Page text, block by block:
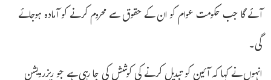
آئے گا جب حکومت عوام کو ان کے حقوق سے محروم کرنے کو آمادہ ہوجائے
گی۔